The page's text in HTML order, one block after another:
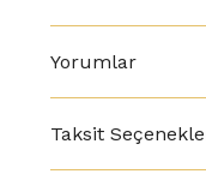
Yorumlar
Taksit